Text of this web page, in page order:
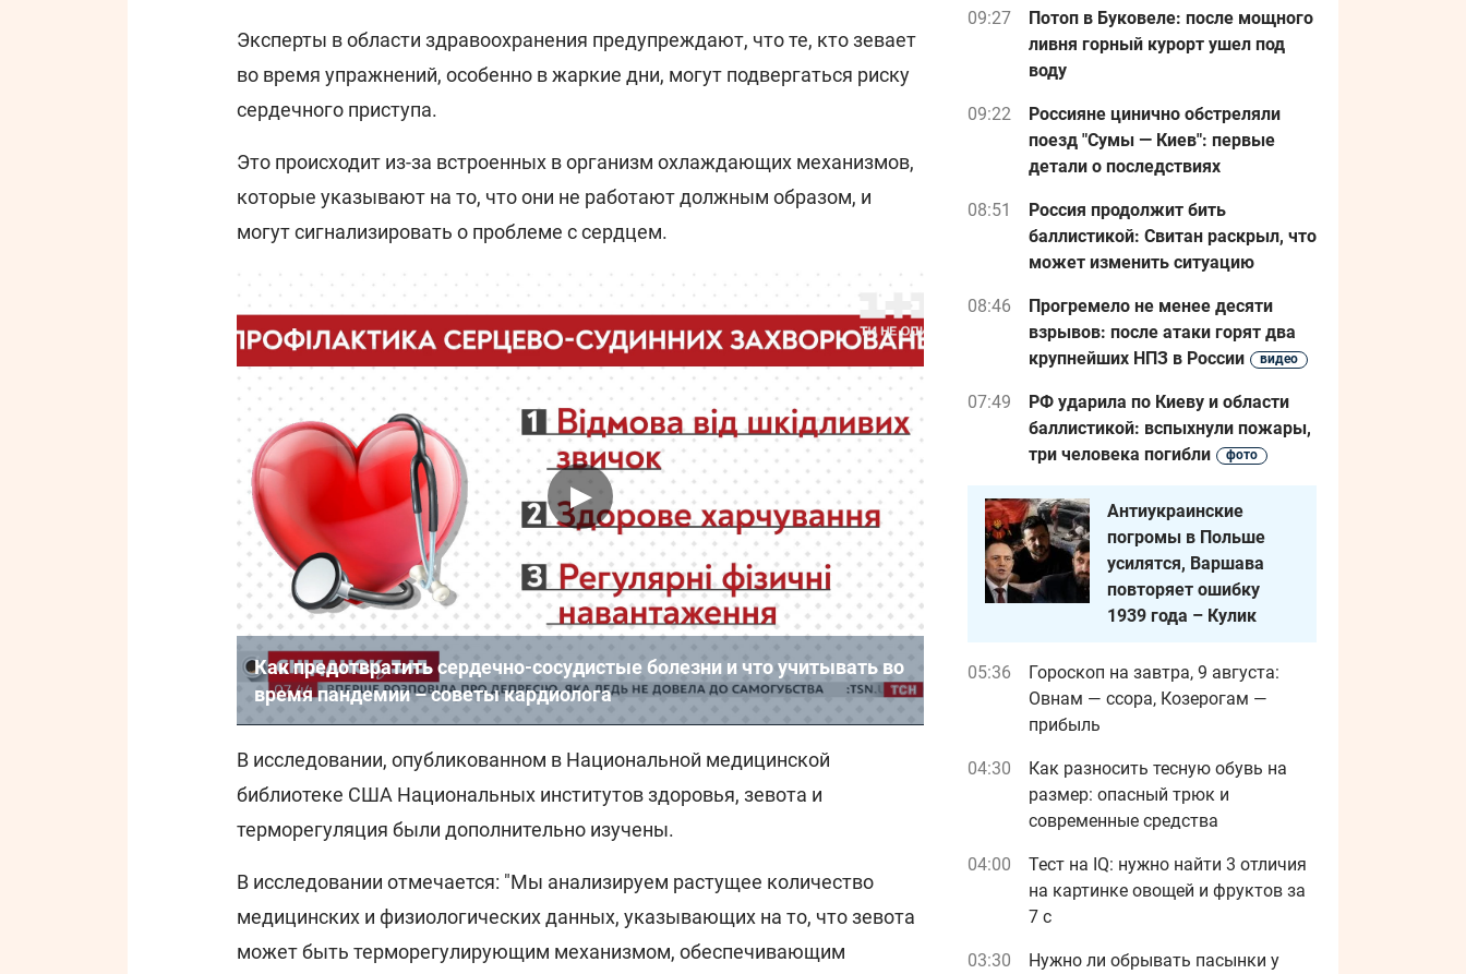
Эксперты в области здравоохранения предупреждают, что те, кто зевает
во время упражнений, особенно в жаркие дни, могут подвергаться риску
сердечного приступа.
Это происходит из-за встроенных в организм охлаждающих механизмов,
которые указывают на то, что они не работают должным образом, и
могут сигнализировать о проблеме с сердцем.
Как предотвратить сердечно-сосудистые болезни и что учитывать во
время пандемии – советы кардиолога
В исследовании, опубликованном в Национальной медицинской
библиотеке США Национальных институтов здоровья, зевота и
терморегуляция были дополнительно изучены.
В исследовании отмечается: "Мы анализируем растущее количество
медицинских и физиологических данных, указывающих на то, что зевота
может быть терморегулирующим механизмом, обеспечивающим
09:27
Потоп в Буковеле: после мощного
ливня горный курорт ушел под
воду
09:22
Россияне цинично обстреляли
поезд "Сумы — Киев": первые
детали о последствиях
08:51
Россия продолжит бить
баллистикой: Свитан раскрыл, что
может изменить ситуацию
08:46
Прогремело не менее десяти
взрывов: после атаки горят два
крупнейших НПЗ в России
видео
07:49
РФ ударила по Киеву и области
баллистикой: вспыхнули пожары,
три человека погибли
фото
Антиукраинские
погромы в Польше
усилятся, Варшава
повторяет ошибку
1939 года – Кулик
05:36
Гороскоп на завтра, 9 августа:
Овнам — ссора, Козерогам —
прибыль
04:30
Как разносить тесную обувь на
размер: опасный трюк и
современные средства
04:00
Тест на IQ: нужно найти 3 отличия
на картинке овощей и фруктов за
7 с
03:30
Нужно ли обрывать пасынки у